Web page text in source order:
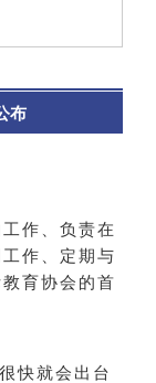
布
作、负责在
作、定期与
育协会的首
快就会出台